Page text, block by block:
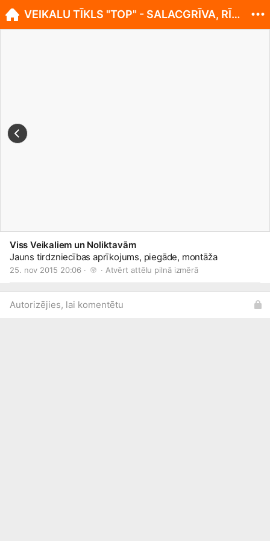
Viss Veikaliem un Noliktavām
Jauns tirdzniecības aprīkojums, piegāde, montāža
25. nov 2015 20:06 · · Atvērt attēlu pilnā izmērā
Autorizējies, lai komentētu
VEIKALU TĪKLS "TOP" - SALACGRĪVA, RĪGAS IELA 13.